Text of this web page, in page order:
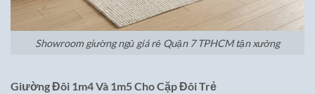
Showroom giường ngủ giá rẻ Quận 7 TPHCM tận xưởng
Giường Đôi 1m4 Và 1m5 Cho Cặp Đôi Trẻ